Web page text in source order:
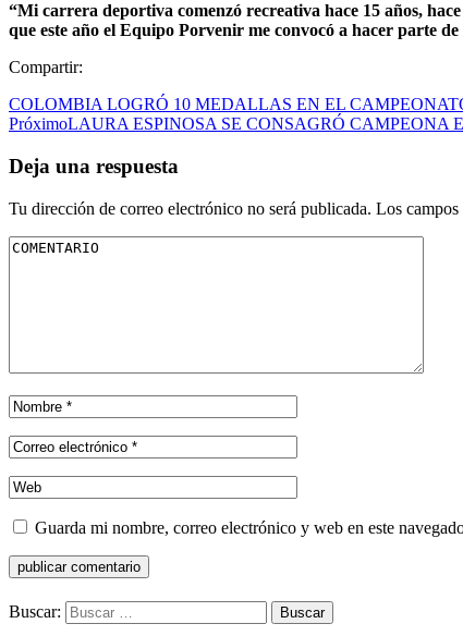
“Mi carrera deportiva comenzó recreativa hace 15 años,
que este año el Equipo Porvenir me convocó a hacer parte
Compartir:
COLOMBIA LOGRÓ 10 MEDALLAS EN EL
PróximoLAURA ESPINOSA SE CONSAGRÓ CAMPEONA
Deja una respuesta
Tu dirección de correo electrónico no será publicada. Los campos
Guarda mi nombre, correo electrónico y web en este
Buscar: